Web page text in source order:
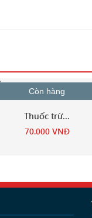
Còn hàng
Thuốc trừ...
70.000 VNĐ